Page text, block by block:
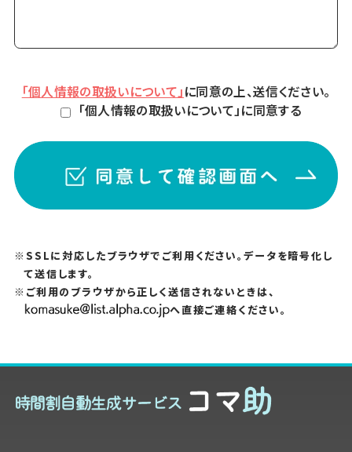
「個人情報の取扱いについて」に同意の上、送信ください。
「個人情報の取扱いについて」に同意する
※SSLに対応したブラウザでご利用ください。データを暗号化し
て送信します。
※ご利用のブラウザから正しく送信されないときは、
へ直接ご連絡ください。